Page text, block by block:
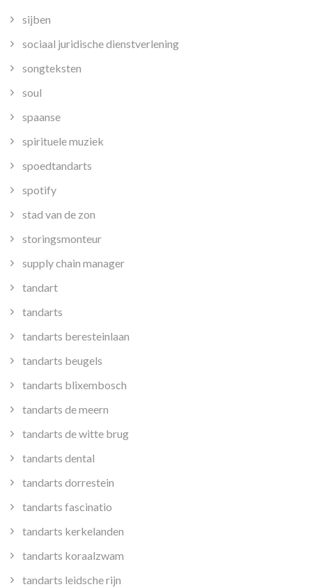
sijben
sociaal juridische dienstverlening
songteksten
soul
spaanse
spirituele muziek
spoedtandarts
spotify
stad van de zon
storingsmonteur
supply chain manager
tandart
tandarts
tandarts beresteinlaan
tandarts beugels
tandarts blixembosch
tandarts de meern
tandarts de witte brug
tandarts dental
tandarts dorrestein
tandarts fascinatio
tandarts kerkelanden
tandarts koraalzwam
tandarts leidsche rijn